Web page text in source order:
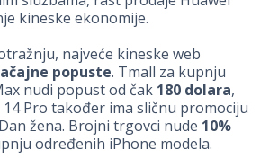
kineske ekonomije.
najveće kineske web
popuste. Tmall za kupnju
nudi popust od čak 180 dolara,
14 Pro također ima sličnu promociju
žena. Brojni trgovci nude 10%
određenih iPhone modela.